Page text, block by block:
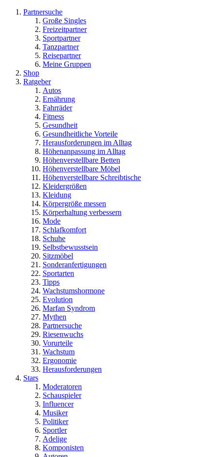
Partnersuche
Große Singles
Freizeitpartner
Sportpartner
Tanzpartner
Reisepartner
Meine Gruppen
Shop
Ratgeber
Autos
Ernährung
Fahrräder
Fitness
Gesundheit
Gesundheitliche Vorteile
Herausforderungen im Alltag
Höhenanpassung im Alltag
Höhenverstellbare Betten
Höhenverstellbare Möbel
Höhenverstellbare Schreibtische
Kleidergrößen
Kleidung
Körpergröße messen
Körperhaltung verbessern
Mode
Schlafkomfort
Schuhe
Selbstbewusstsein
Sitzmöbel
Sonderanfertigungen
Sportarten
Tipps
Wachstumshormone
Evolution
Marfan Syndrom
Mythen
Partnersuche
Riesenwuchs
Vorurteile
Wachstum
Ergonomie
Herausforderungen
Stars
Moderatoren
Schauspieler
Influencer
Musiker
Politiker
Sportler
Adelige
Komponisten